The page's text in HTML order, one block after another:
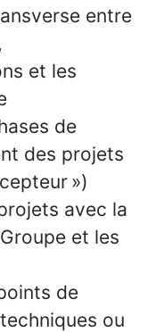
entre
et les
de
des projets
»)
avec la
et les
de
ou